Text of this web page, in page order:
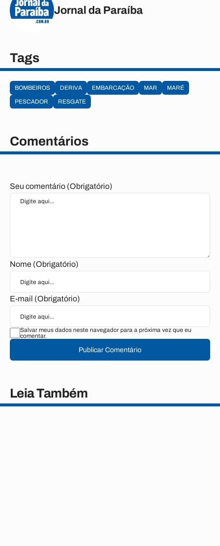
Jornal da Paraíba
Tags
BOMBEIROS DERIVA EMBARCAÇÃO MAR
MARÉ
PESCADOR
RESGATE
Comentários
Seu comentário (Obrigatório)
Nome (Obrigatório)
E-mail (Obrigatório)
Salvar meus dados neste navegador para a próxima vez que eu
comentar.
Publicar Comentário
Leia Também